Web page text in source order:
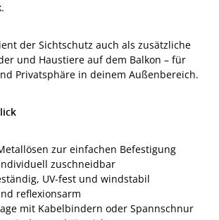
der Sichtschutz auch als zusätzliche
und Haustiere auf dem Balkon – für
Privatsphäre in deinem Außenbereich.
zur einfachen Befestigung
zuschneidbar
UV-fest und windstabil
reflexionsarm
mit Kabelbindern oder Spannschnur